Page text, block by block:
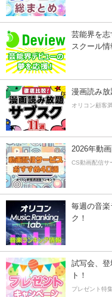
芸能界を志
スクール
漫画読み放
オリコン顧客
2026年動
CS動画配信サ
毎週の音
ク！
試写会、
ト！
プレゼント特